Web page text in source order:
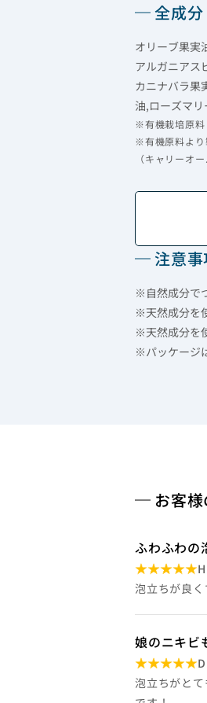
全成分
オリーブ果実
アルガニア
カニナバラ
油,ローズマ
※有機栽培原料
※有機原料より
（キャリーオ
注意
※自然成分で
※天然成分を
※天然成分を
※パッケージ
お客
ふわふわの
泡立ちが良
娘のニキビ
泡立ちがと